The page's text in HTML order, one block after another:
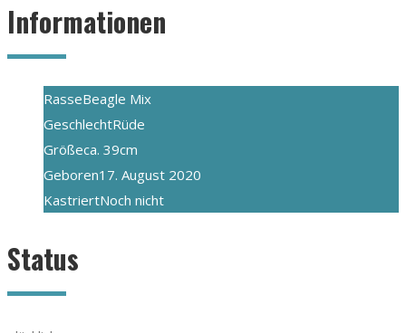
Informationen
RasseBeagle Mix
GeschlechtRüde
Größeca. 39cm
Geboren17. August 2020
KastriertNoch nicht
Status